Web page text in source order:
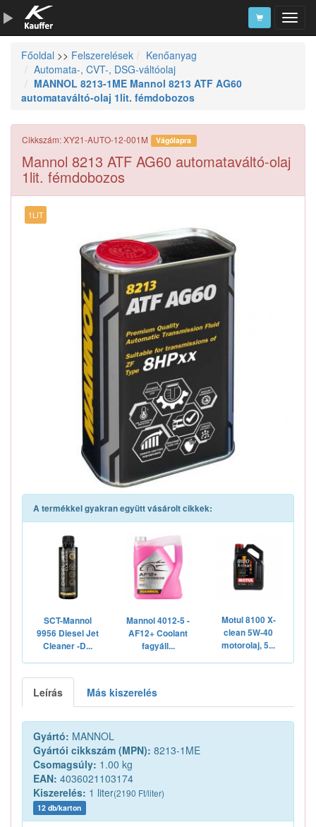
Szerszámkatalógus
Kosár
Főoldal >> Felszerelések
Kenőanyag
Automata-, CVT-, DSG-váltóolaj
MANNOL 8213-1ME Mannol 8213 ATF AG60
automataváltó-olaj 1lit. fémdobozos
Cikkszám: XY21-AUTO-12-001M Vágólapra
Mannol 8213 ATF AG60 automataváltó-olaj
1lit. fémdobozos
1LIT
A termékkel gyakran együtt vásárolt cikkek:
SCT-Mannol
9956 Diesel Jet
Cleaner -D...
Mannol 4012-5 -
AF12+ Coolant
fagyáll...
Motul 8100 X-
clean 5W-40
motorolaj, 5...
Leírás Más kiszerelés
Gyártó: MANNOL
Gyártói cikkszám (MPN): 8213-1ME
Csomagsúly: 1.00 kg
EAN: 4036021103174
Kiszerelés: 1 liter(2190 Ft/liter)
12 db/karton